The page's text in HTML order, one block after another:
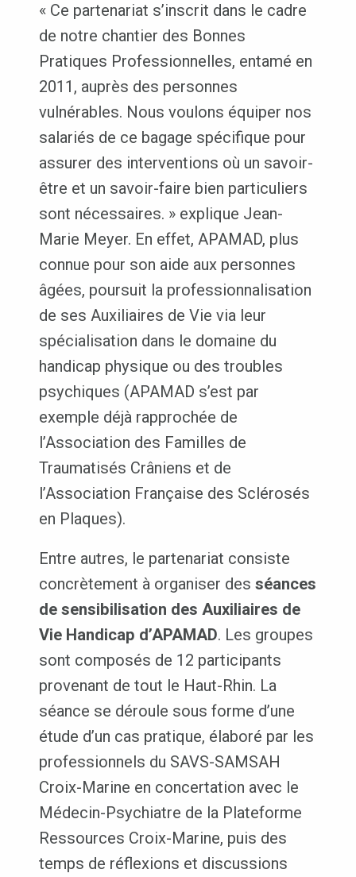
« Ce partenariat s’inscrit dans le cadre
de notre chantier des Bonnes
Pratiques Professionnelles, entamé en
2011, auprès des personnes
vulnérables. Nous voulons équiper nos
salariés de ce bagage spécifique pour
assurer des interventions où un savoir-
être et un savoir-faire bien particuliers
sont nécessaires. » explique Jean-
Marie Meyer. En effet, APAMAD, plus
connue pour son aide aux personnes
âgées, poursuit la professionnalisation
de ses Auxiliaires de Vie via leur
spécialisation dans le domaine du
handicap physique ou des troubles
psychiques (APAMAD s’est par
exemple déjà rapprochée de
l’Association des Familles de
Traumatisés Crâniens et de
l’Association Française des Sclérosés
en Plaques).
Entre autres, le partenariat consiste
concrètement à organiser des séances
de sensibilisation des Auxiliaires de
Vie Handicap d’APAMAD. Les groupes
sont composés de 12 participants
provenant de tout le Haut-Rhin. La
séance se déroule sous forme d’une
étude d’un cas pratique, élaboré par les
professionnels du SAVS-SAMSAH
Croix-Marine en concertation avec le
Médecin-Psychiatre de la Plateforme
Ressources Croix-Marine, puis des
temps de réflexions et discussions